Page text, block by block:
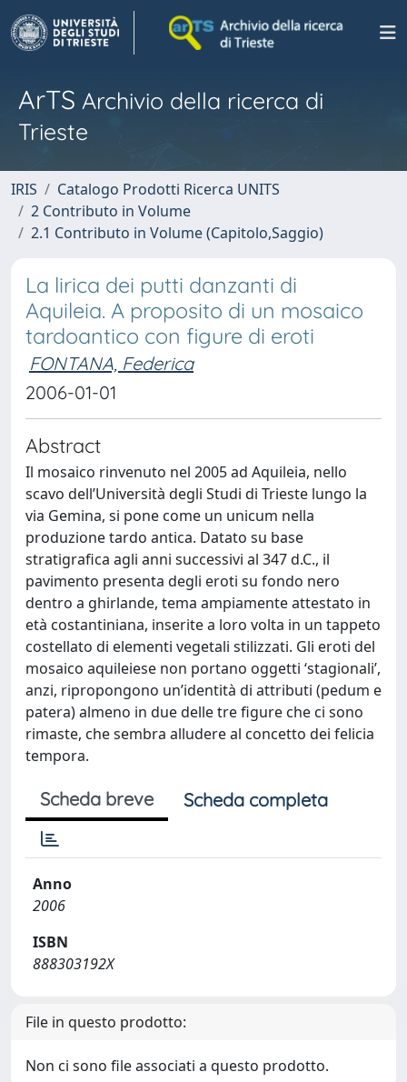
ArTS Archivio della ricerca di
Trieste
IRIS
Catalogo Prodotti Ricerca UNITS
2 Contributo in Volume
2.1 Contributo in Volume (Capitolo,Saggio)
La lirica dei putti danzanti di
Aquileia. A proposito di un mosaico
tardoantico con figure di eroti
FONTANA, Federica
2006-01-01
Abstract
Il mosaico rinvenuto nel 2005 ad Aquileia, nello
scavo dell’Università degli Studi di Trieste lungo la
via Gemina, si pone come un unicum nella
produzione tardo antica. Datato su base
stratigrafica agli anni successivi al 347 d.C., il
pavimento presenta degli eroti su fondo nero
dentro a ghirlande, tema ampiamente attestato in
età costantiniana, inserite a loro volta in un tappeto
costellato di elementi vegetali stilizzati. Gli eroti del
mosaico aquileiese non portano oggetti ‘stagionali’,
anzi, ripropongono un’identità di attributi (pedum e
patera) almeno in due delle tre figure che ci sono
rimaste, che sembra alludere al concetto dei felicia
tempora.
Scheda breve Scheda completa
Anno
2006
ISBN
888303192X
File in questo prodotto:
Non ci sono file associati a questo prodotto.